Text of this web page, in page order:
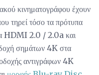
κινηματογράφου έχουν
τηρεί τόσο τα πρότυπα
HDMI 2.0 / 2.0a και
σημάτων 4K στα
αντιγράφων 4K